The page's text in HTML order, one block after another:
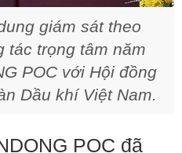
giám sát theo
tác trọng tâm năm
POC với Hội đồng
Dầu khí Việt Nam.
POC đã